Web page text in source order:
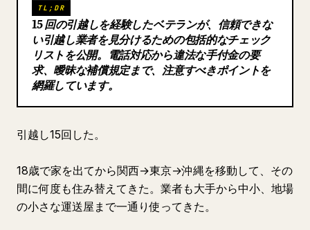
ブログ
更新情報
TL;DR
15 回の引越しを経験したベテランが、信頼できな
い引越し業者を見分けるための包括的なチェック
リストを公開。電話対応から違法な手付金の要
求、曖昧な補償規定まで、注意すべきポイントを
網羅しています。
引越し15回した。
18歳で家を出てから関西→東京→沖縄を移動して、その
間に何度も住み替えてきた。業者も大手から中小、地場
の小さな運送屋まで一通り使ってきた。